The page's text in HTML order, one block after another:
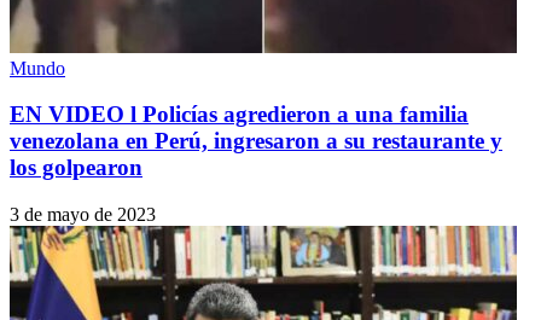
Mundo
EN VIDEO l Policías agredieron a una familia
venezolana en Perú, ingresaron a su restaurante y
los golpearon
3 de mayo de 2023